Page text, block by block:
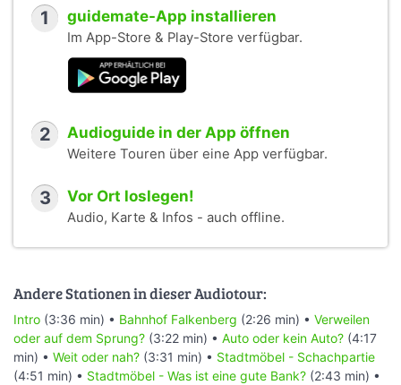
1 guidemate-App installieren
Im App-Store & Play-Store verfügbar.
2 Audioguide in der App öffnen
Weitere Touren über eine App verfügbar.
3 Vor Ort loslegen!
Audio, Karte & Infos - auch offline.
Andere Stationen in dieser Audiotour:
Intro (3:36 min) • Bahnhof Falkenberg (2:26 min) • Verweilen
oder auf dem Sprung? (3:22 min) • Auto oder kein Auto? (4:17
min) • Weit oder nah? (3:31 min) • Stadtmöbel - Schachpartie
(4:51 min) • Stadtmöbel - Was ist eine gute Bank? (2:43 min) •